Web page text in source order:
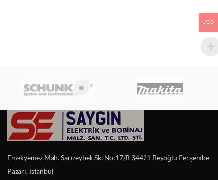
Emekyemez Mah. Sarızeybek Sk. No:17/B 34421 Beyoğlu Perşembe
Pazarı, İstanbul
USD